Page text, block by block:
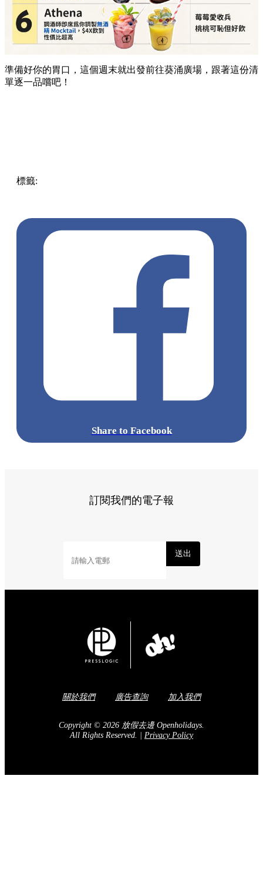
準備好你的胃口，這個週末就出發前往葵涌廣場，跟著這份清
單逐一品嚐吧！
標籤:
Share to Facebook
訂閱我們的電子報
送出
關於我們 廣告查詢 加入我們
Copyright © 2026 放假去邊 Openholidays.
All Rights Reserved.
Privacy Policy